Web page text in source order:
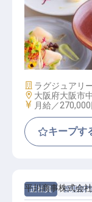
スーシェフ
施設業態
ラグジュアリ
勤務地
大阪府大阪市
給与
月給／270,000
キープす
正社員 管理部
平川商事株式会